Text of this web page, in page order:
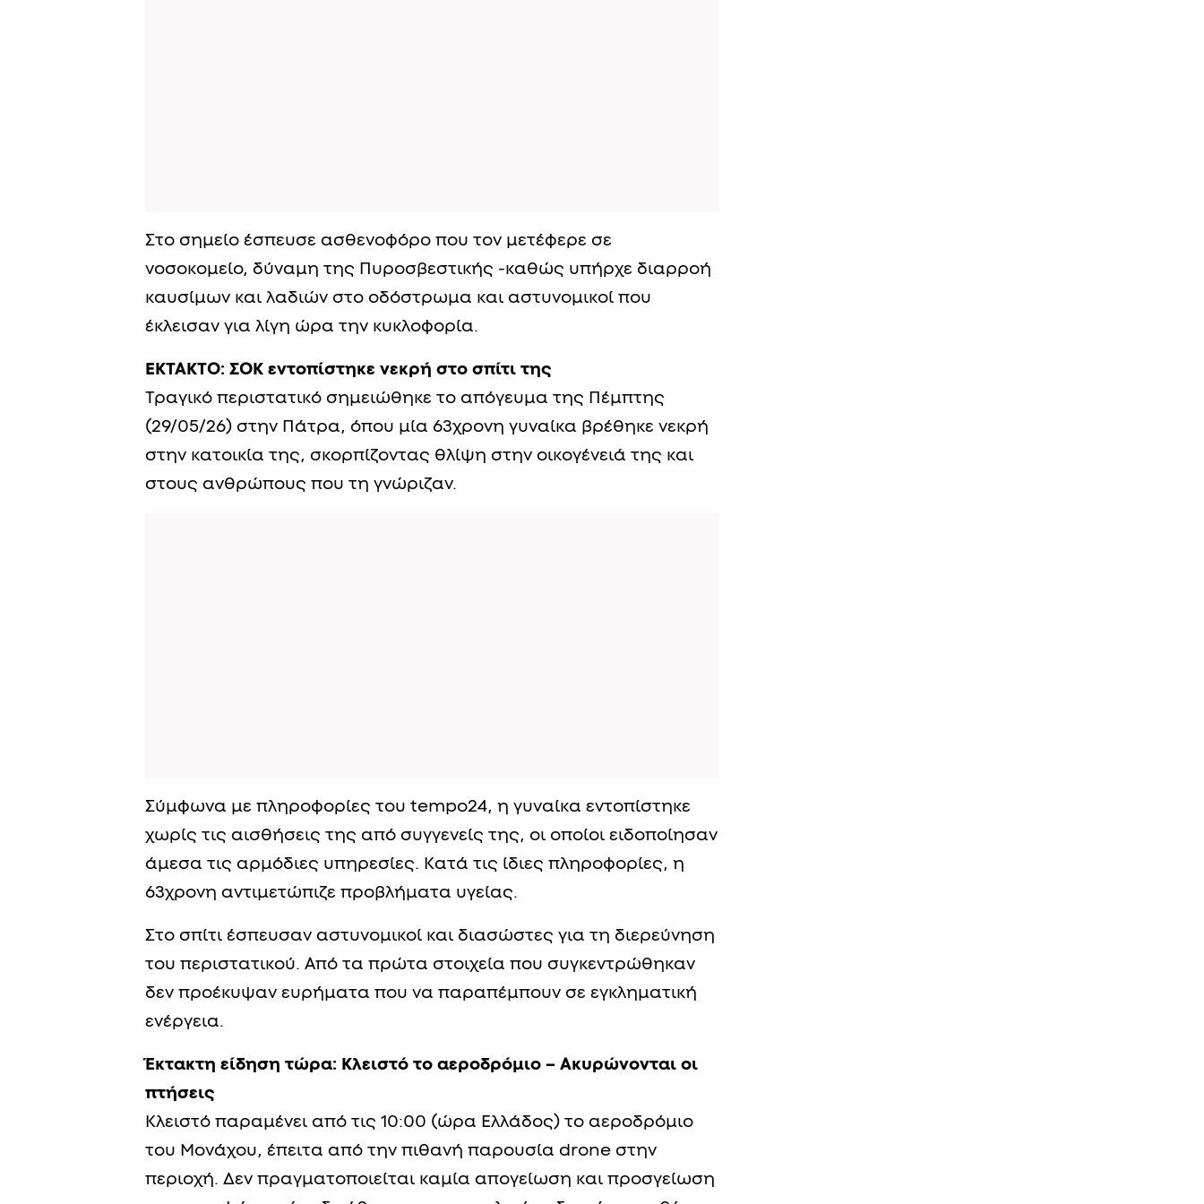
Στο σημείο έσπευσε ασθενοφόρο που τον μετέφερε σε
νοσοκομείο, δύναμη της Πυροσβεστικής -καθώς υπήρχε διαρροή
καυσίμων και λαδιών στο οδόστρωμα και αστυνομικοί που
έκλεισαν για λίγη ώρα την κυκλοφορία.
ΕΚΤΑΚΤΟ: ΣΟΚ εντοπίστηκε νεκρή στο σπίτι της
Τραγικό περιστατικό σημειώθηκε το απόγευμα της Πέμπτης
(29/05/26) στην Πάτρα, όπου μία 63χρονη γυναίκα βρέθηκε νεκρή
στην κατοικία της, σκορπίζοντας θλίψη στην οικογένειά της και
στους ανθρώπους που τη γνώριζαν.
Σύμφωνα με πληροφορίες του tempo24, η γυναίκα εντοπίστηκε
χωρίς τις αισθήσεις της από συγγενείς της, οι οποίοι ειδοποίησαν
άμεσα τις αρμόδιες υπηρεσίες. Κατά τις ίδιες πληροφορίες, η
63χρονη αντιμετώπιζε προβλήματα υγείας.
Στο σπίτι έσπευσαν αστυνομικοί και διασώστες για τη διερεύνηση
του περιστατικού. Από τα πρώτα στοιχεία που συγκεντρώθηκαν
δεν προέκυψαν ευρήματα που να παραπέμπουν σε εγκληματική
ενέργεια.
Έκτακτη είδηση τώρα: Κλειστό το αεροδρόμιο – Ακυρώνονται οι
πτήσεις
Κλειστό παραμένει από τις 10:00 (ώρα Ελλάδος) το αεροδρόμιο
του Μονάχου, έπειτα από την πιθανή παρουσία drone στην
περιοχή. Δεν πραγματοποιείται καμία απογείωση και προσγείωση